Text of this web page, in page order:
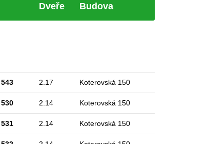
Dveře Budova
2.17 Koterovská 150
2.14 Koterovská 150
2.14 Koterovská 150